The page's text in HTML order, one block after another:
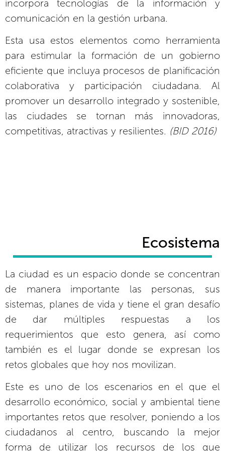
incorpora tecnologías de la información y
comunicación en la gestión urbana.
Esta usa estos elementos como herramienta
para estimular la formación de un gobierno
eficiente que incluya procesos de planificación
colaborativa y participación ciudadana. Al
promover un desarrollo integrado y sostenible,
las ciudades se tornan más innovadoras,
competitivas, atractivas y resilientes. (BID 2016)
Ecosistema
La ciudad es un espacio donde se concentran
de manera importante las personas, sus
sistemas, planes de vida y tiene el gran desafío
de dar múltiples respuestas a los
requerimientos que esto genera, así como
también es el lugar donde se expresan los
retos globales que hoy nos movilizan.
Este es uno de los escenarios en el que el
desarrollo económico, social y ambiental tiene
importantes retos que resolver, poniendo a los
ciudadanos al centro, buscando la mejor
forma de utilizar los recursos de los que